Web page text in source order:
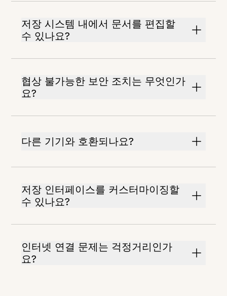
저장 시스템 내에서 문서를 편집할
수 있나요?
협상 불가능한 보안 조치는 무엇인가
요?
다른 기기와 호환되나요?
저장 인터페이스를 커스터마이징할
수 있나요?
인터넷 연결 문제는 걱정거리인가
요?